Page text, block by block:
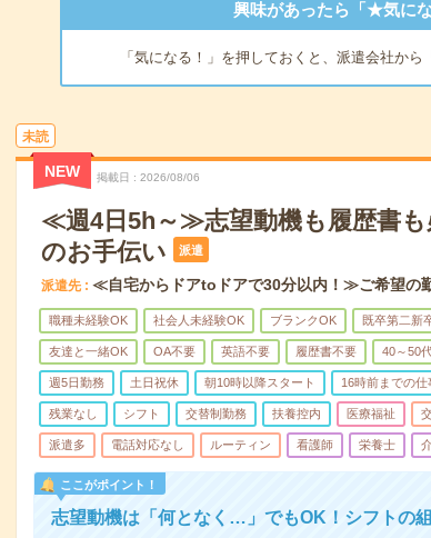
興味があったら「★気に
「気になる！」を押しておくと、派遣会社から
未読
NEW 掲載日 2026/08/06
≪週4日5h～≫志望動機も履歴書も
のお手伝い
派遣
派遣先 ≪自宅からドアtoドアで30分以内！≫ご希望の勤
職種未経験OK 社会人未経験OK ブランクOK 既卒第二新
友達と一緒OK OA不要 英語不要 履歴書不要 40～50
週5日勤務 土日祝休 朝10時以降スタート 16時前までの仕
残業なし シフト 交替制勤務 扶養控内 医療福祉
派遣多 電話対応なし ルーティン 看護師 栄養士
ここがポイント！
志望動機は「何となく…」でもOK！シフトの